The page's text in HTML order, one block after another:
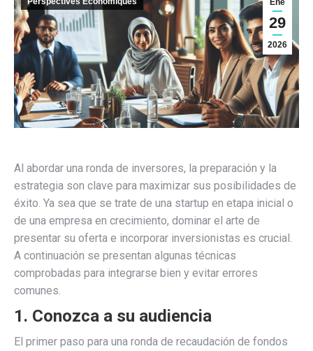
Ene
29
2026
Al abordar una ronda de inversores, la preparación y la
estrategia son clave para maximizar sus posibilidades de
éxito. Ya sea que se trate de una startup en etapa inicial o
de una empresa en crecimiento, dominar el arte de
presentar su oferta e incorporar inversionistas es crucial.
A continuación se presentan algunas técnicas
comprobadas para integrarse bien y evitar errores
comunes.
1. Conozca a su audiencia
El primer paso para una ronda de recaudación de fondos